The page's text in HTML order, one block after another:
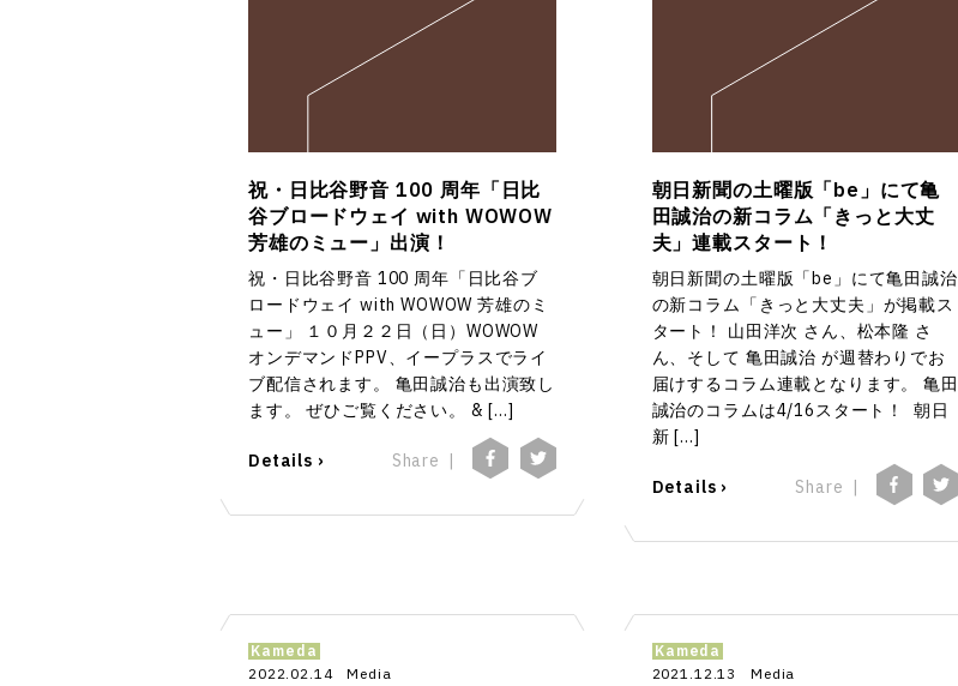
祝・日比谷野音 100 周年「日比
谷ブロードウェイ with WOWOW
芳雄のミュー」出演！
祝・日比谷野音 100 周年「日比谷ブ
ロードウェイ with WOWOW 芳雄のミ
ュー」 １０月２２日（日）WOWOW
オンデマンドPPV、イープラスでライ
ブ配信されます。 亀田誠治も出演致し
ます。 ぜひご覧ください。 & […]
Details › Share
朝日新聞の土曜版「be」にて亀
田誠治の新コラム「きっと大丈
夫」連載スタート！
朝日新聞の土曜版「be」にて亀田誠治
の新コラム「きっと大丈夫」が掲載ス
タート！ 山田洋次 さん、松本隆 さ
ん、そして 亀田誠治 が週替わりでお
届けするコラム連載となります。 亀田
誠治のコラムは4/16スタート！ 朝日
新 […]
Details › Share
Kameda
2022.02.14
Media
Kameda
2021.12.13
Media